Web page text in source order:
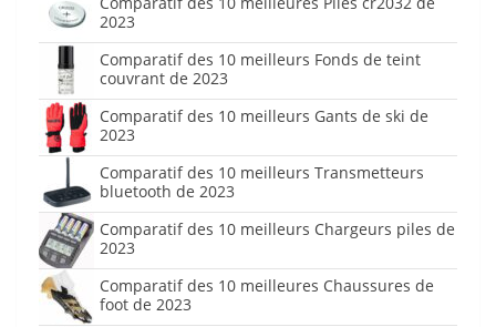
2023
Comparatif des 10 meilleurs Fonds de teint
couvrant de 2023
Comparatif des 10 meilleurs Gants de ski de
2023
Comparatif des 10 meilleurs Transmetteurs
bluetooth de 2023
Comparatif des 10 meilleurs Chargeurs piles de
2023
Comparatif des 10 meilleures Chaussures de
foot de 2023